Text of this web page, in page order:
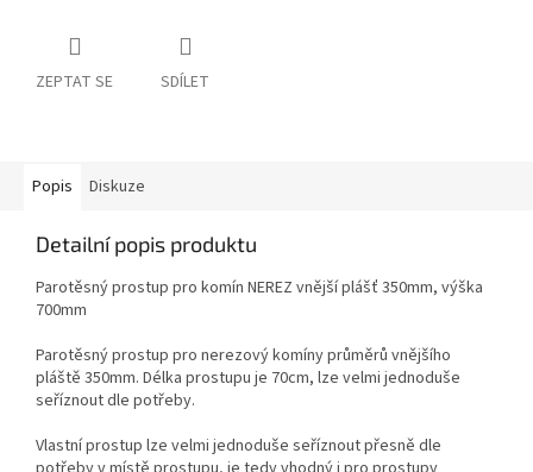
ZEPTAT SE SDÍLET
Popis Diskuze
Detailní popis produktu
Parotěsný prostup pro komín NEREZ vnější plášť 350mm, výška
700mm
Parotěsný prostup pro nerezový komíny průměrů vnějšího
pláště 350mm. Délka prostupu je 70cm, lze velmi jednoduše
seříznout dle potřeby.
Vlastní prostup lze velmi jednoduše seříznout přesně dle